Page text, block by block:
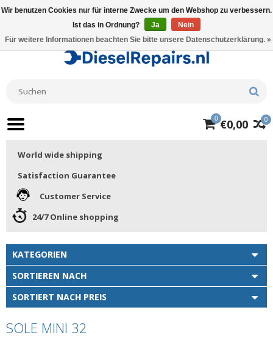
0
0 €0,00
World wide shipping
Satisfaction Guarantee
Customer Service
24/7 Online shopping
KATEGORIEN
SORTIEREN NACH
SORTIERT NACH PREIS
SOLE MINI 32
Wir benutzen Cookies nur für interne Zwecke um den Webshop zu verbessern.
Ist das in Ordnung?
Ja
Nein
Für weitere Informationen beachten Sie bitte unsere Datenschutzerklärung. »